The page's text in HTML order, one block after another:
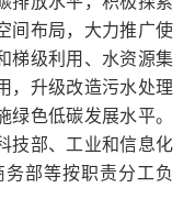
间布局，大力推广使
梯级利用、水资源集
，升级改造污水处理
色低碳发展水平。
技部、工业和信息化
部等按职责分工负